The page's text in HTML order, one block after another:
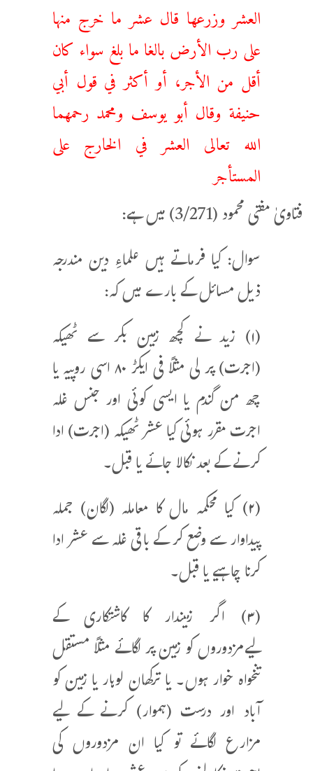
العشر وزرعها قال عشر ما خرج منها
على رب الأرض بالغا ما بلغ سواء كان
أقل من الأجر، أو أكثر في قول أبي
حنيفة وقال أبو يوسف ومحمد رحمهما
الله تعالى العشر في الخارج على
المستأجر
فتاویٰ مفتی محمود (3/271) میں ہے:
سوال: کیا فرماتے ہیں علماءِ دین مندرجہ
ذیل مسائل کے بارے میں کہ:
(۱) زید نے کچھ زمین بکر سے ٹھیکہ
(اجرت) پر لی مثلاً فی ایکڑ ۸۰ اسی روپیہ یا
چھ من گندم یا ایسی کوئی اور جنس غلہ
اجرت مقرر ہوئی کیا عشر ٹھیکہ (اجرت) ادا
کرنے کے بعد نکالا جائے یا قبل۔
(۲) کیا محکمہ مال کا معاملہ (لگان) جملہ
پیداوار سے وضع کر کے باقی غلہ سے عشر ادا
کرنا چاہیے یا قبل۔
(۳) اگر زمیندار کا کاشتکاری کے
لیےمزدوروں کو زمین پر لگائے مثلاً مستقل
تنخواہ خوار ہوں۔ یا ترکھان لوہار یا زمین کو
آباد اور درست (ہموار) کرنے کے لیے
مزارع لگائے تو کیا ان مزدوروں کی